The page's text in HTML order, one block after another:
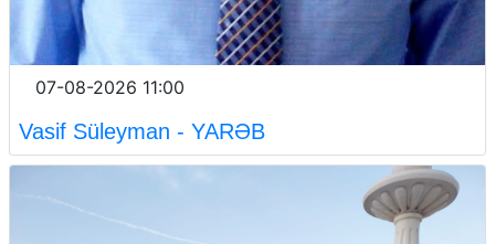
07-08-2026 11:00
Vasif Süleyman - YARƏB